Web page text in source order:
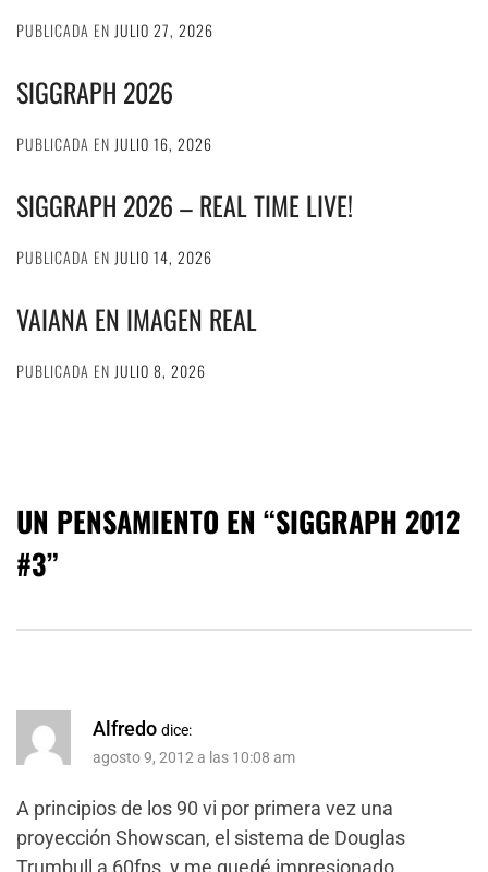
PUBLICADA EN JULIO 27, 2026
SIGGRAPH 2026
PUBLICADA EN JULIO 16, 2026
SIGGRAPH 2026 – REAL TIME LIVE!
PUBLICADA EN JULIO 14, 2026
VAIANA EN IMAGEN REAL
PUBLICADA EN JULIO 8, 2026
UN PENSAMIENTO EN “SIGGRAPH 2012
#3”
Alfredo dice:
agosto 9, 2012 a las 10:08 am
A principios de los 90 vi por primera vez una
proyección Showscan, el sistema de Douglas
Trumbull a 60fps, y me quedé impresionado.